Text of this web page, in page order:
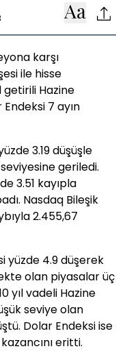
karşı
ile hisse
getirili Hazine
7 ayın
3.19 düşüşle
geriledi.
3.51 kayıpla
Nasdaq Bileşik
2.455,67
yüzde 4.9 düşerek
olan piyasalar üç
yıl vadeli Hazine
seviye olan
Dolar Endeksi ise
eritti.